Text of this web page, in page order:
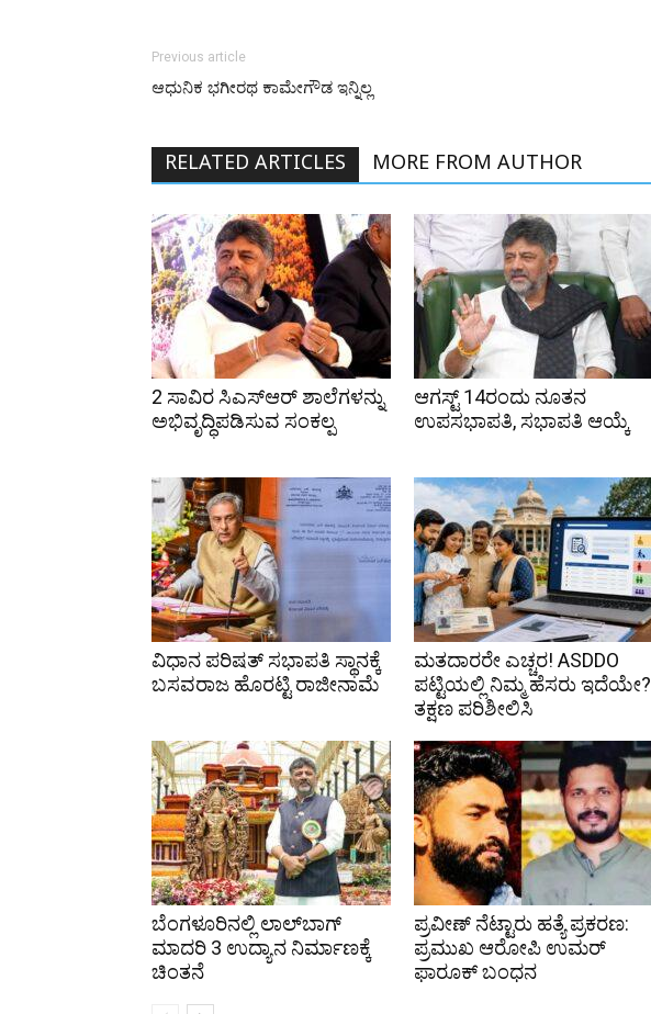
Previous article
ಆಧುನಿಕ ಭಗೀರಥ ಕಾಮೇಗೌಡ ಇನ್ನಿಲ್ಲ
RELATED ARTICLES MORE FROM AUTHOR
2 ಸಾವಿರ ಸಿಎಸ್‌ಆರ್ ಶಾಲೆಗಳನ್ನು
ಅಭಿವೃದ್ಧಿಪಡಿಸುವ ಸಂಕಲ್ಪ
ಆಗಸ್ಟ್ 14ರಂದು ನೂತನ
ಉಪಸಭಾಪತಿ, ಸಭಾಪತಿ ಆಯ್ಕೆ
ವಿಧಾನ ಪರಿಷತ್ ಸಭಾಪತಿ ಸ್ಥಾನಕ್ಕೆ
ಬಸವರಾಜ ಹೊರಟ್ಟಿ ರಾಜೀನಾಮೆ
ಮತದಾರರೇ ಎಚ್ಚರ! ASDDO
ಪಟ್ಟಿಯಲ್ಲಿ ನಿಮ್ಮ ಹೆಸರು ಇದೆಯೇ?
ತಕ್ಷಣ ಪರಿಶೀಲಿಸಿ
ಬೆಂಗಳೂರಿನಲ್ಲಿ ಲಾಲ್‌ಬಾಗ್
ಮಾದರಿ 3 ಉದ್ಯಾನ ನಿರ್ಮಾಣಕ್ಕೆ
ಚಿಂತನೆ
ಪ್ರವೀಣ್ ನೆಟ್ಟಾರು ಹತ್ಯೆ ಪ್ರಕರಣ:
ಪ್ರಮುಖ ಆರೋಪಿ ಉಮರ್
ಫಾರೂಕ್ ಬಂಧನ